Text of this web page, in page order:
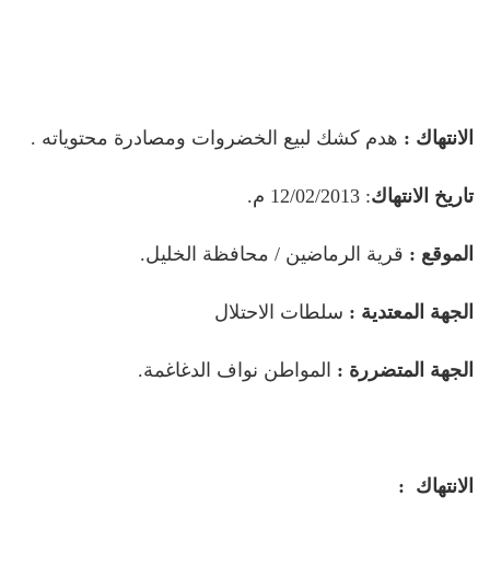
الانتهاك : هدم كشك لبيع الخضروات ومصادرة محتوياته .
تاريخ الانتهاك: 12/02/2013 م.
الموقع : قرية الرماضين / محافظة الخليل.
الجهة المعتدية : سلطات الاحتلال
الجهة المتضررة : المواطن نواف الدغاغمة.
الانتهاك :